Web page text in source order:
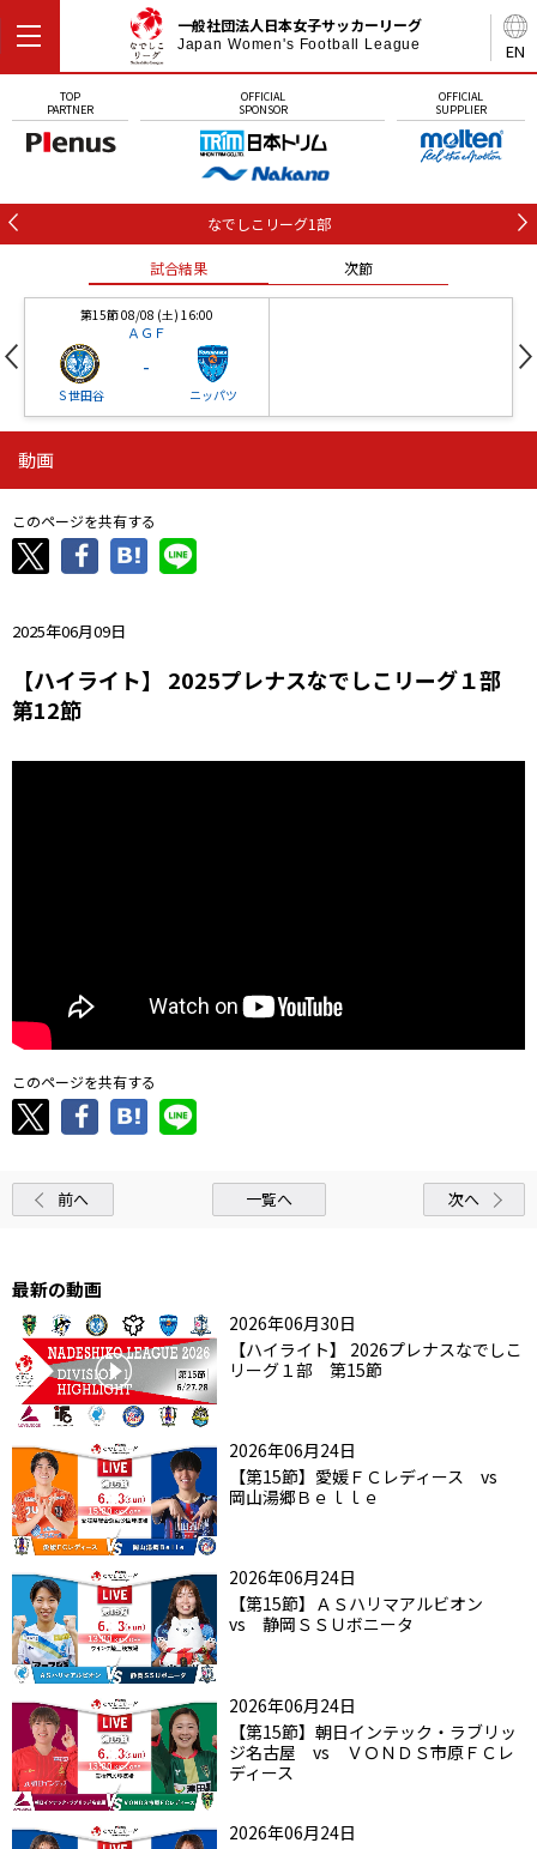
EN
一般社団法人日本女子サッカーリーグ
Japan Women's Football League
TOP
PARTNER
OFFICIAL
SPONSOR
OFFICIAL
SUPPLIER
なでしこリーグ1部
試合結果 次節
第15節 08/08 (土) 16:00
ＡＧＦ
Ｓ世田谷
-
ニッパツ
ニッパツ
ニッパツ
-
石人の星
動画
このページを共有する
2025年06月09日
【ハイライト】 2025プレナスなでしこリーグ１部
第12節
このページを共有する
前へ 一覧へ 次へ
最新の動画
2026年06月30日
【ハイライト】 2026プレナスなでしこ
リーグ１部 第15節
2026年06月24日
【第15節】愛媛ＦＣレディース vs
岡山湯郷Ｂｅｌｌｅ
2026年06月24日
【第15節】ＡＳハリマアルビオン
vs 静岡ＳＳＵボニータ
2026年06月24日
【第15節】朝日インテック・ラブリッ
ジ名古屋 vs ＶＯＮＤＳ市原ＦＣレ
ディース
2026年06月24日